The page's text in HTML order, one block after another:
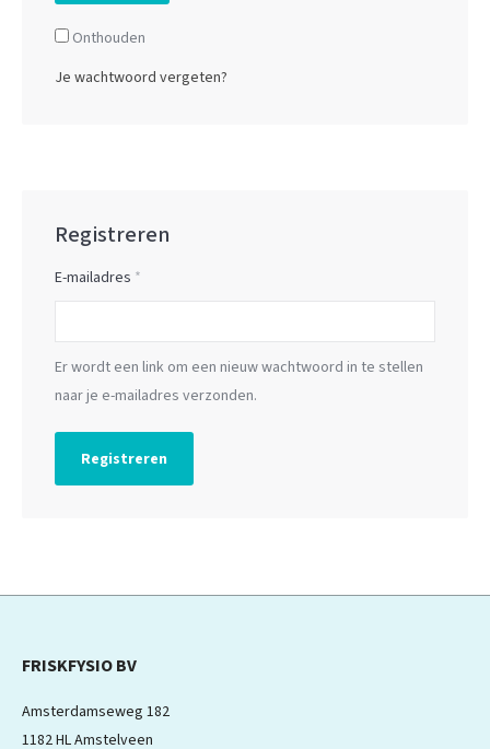
Onthouden
Je wachtwoord vergeten?
Registreren
E-mailadres *
Er wordt een link om een nieuw wachtwoord in te stellen
naar je e-mailadres verzonden.
Registreren
FRISKFYSIO BV
Amsterdamseweg 182
1182 HL Amstelveen